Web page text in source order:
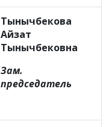
Тынычбекова
Айзат
Тынычбековна
Зам.
председатель